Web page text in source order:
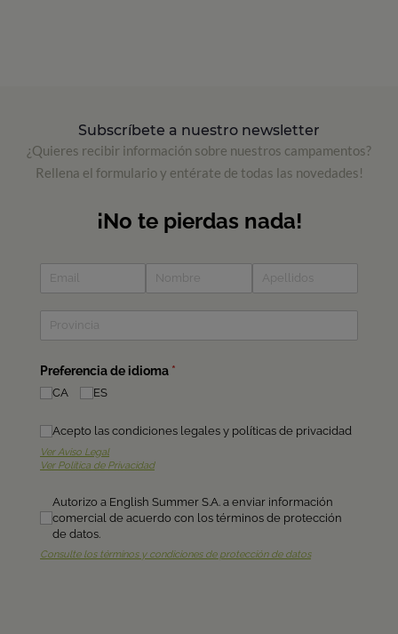
Subscríbete a nuestro newsletter
¿Quieres recibir información sobre nuestros campamentos?
Rellena el formulario y entérate de todas las novedades!